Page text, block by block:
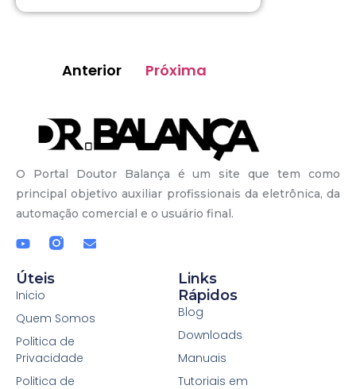
Anterior Próxima
O Portal Doutor Balança é um site que tem como
principal objetivo auxiliar profissionais da eletrônica, da
automação comercial e o usuário final.
Úteis
Inicio
Quem Somos
Politica de
Privacidade
Politica de
Links
Rápidos
Blog
Downloads
Manuais
Tutoriais em